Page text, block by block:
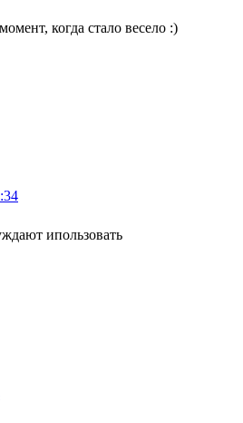
когда стало весело :)
ипользовать